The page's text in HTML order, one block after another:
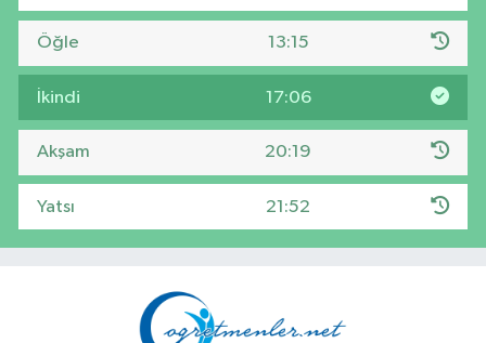
Öğle 13:15
İkindi 17:06
Akşam 20:19
Yatsı 21:52